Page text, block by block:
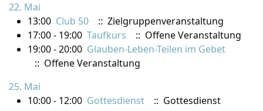
22. Mai
13:00 Club 50
:: Zielgruppenveranstaltung
17:00 - 19:00 Taufkurs
:: Offene Veranstaltung
19:00 - 20:00 Glauben-Leben-Teilen im Gebet
:: Offene Veranstaltung
25. Mai
10:00 - 12:00 Gottesdienst :: Gottesdienst